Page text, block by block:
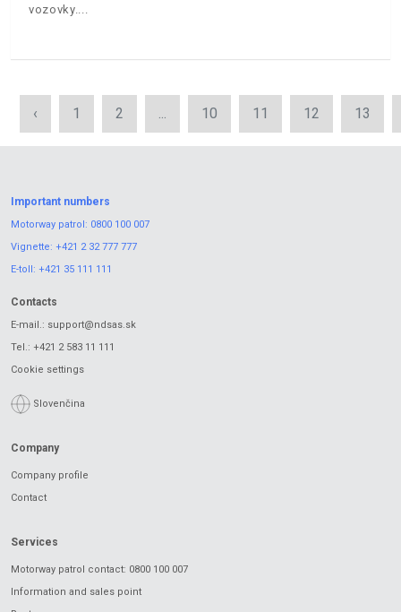
vozovky.
‹ 1 2 ... 10 11 12 13
Important numbers
Motorway patrol: 0800 100 007
Vignette: +421 2 32 777 777
E-toll: +421 35 111 111
Contacts
E-mail.: support@ndsas.sk
Tel.: +421 2 583 11 111
Cookie settings
Slovenčina
Company
Company profile
Contact
Services
Motorway patrol contact: 0800 100 007
Information and sales point